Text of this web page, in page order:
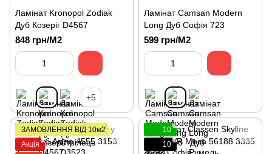
Ламінат Kronopol Zodiak
Дуб Козеріг D4567
848 грн/М2
+5
Ламінат Сamsan Modern
Long Дуб Софія 723
599 грн/М2
ЗАМОВЛЕННЯ ВІД 10м2
Акція
10
10